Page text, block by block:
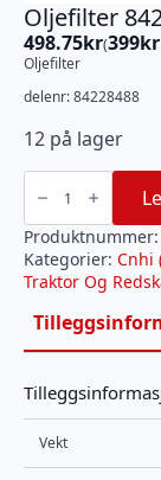
Oljefilter
498.75kr(399kr
Oljefilter
delenr: 84228488
12 på lager
Oljefilter
84228488
antall
Produktnummer:
Kategorier: Cnhi
Traktor Og
Vekt